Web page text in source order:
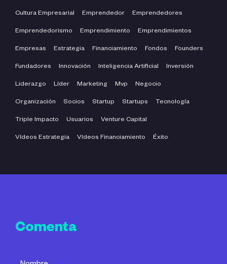
Cultura Empresarial Emprendedor Emprendedores
Emprendedorismo Emprendimiento Emprendimientos
Empresas Estrategia Financiamiento Fondos Founders
Fundadores Innovación Inteligencia Artificial Inversión
Liderazgo Líder Marketing Mvp Negocio
Organización Socios Startup Startups Tecnología
Triple Impacto Usuarios Venture Capital
Vídeos Estrategia Vídeos Financiamiento Éxito
Comenta